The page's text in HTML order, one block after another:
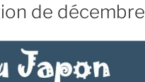
de décembre